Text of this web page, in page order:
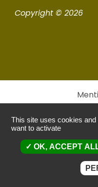
Copyright © 2026
Politique
Réalisé
This site uses cookies
want to activate
OK, ACCEPT